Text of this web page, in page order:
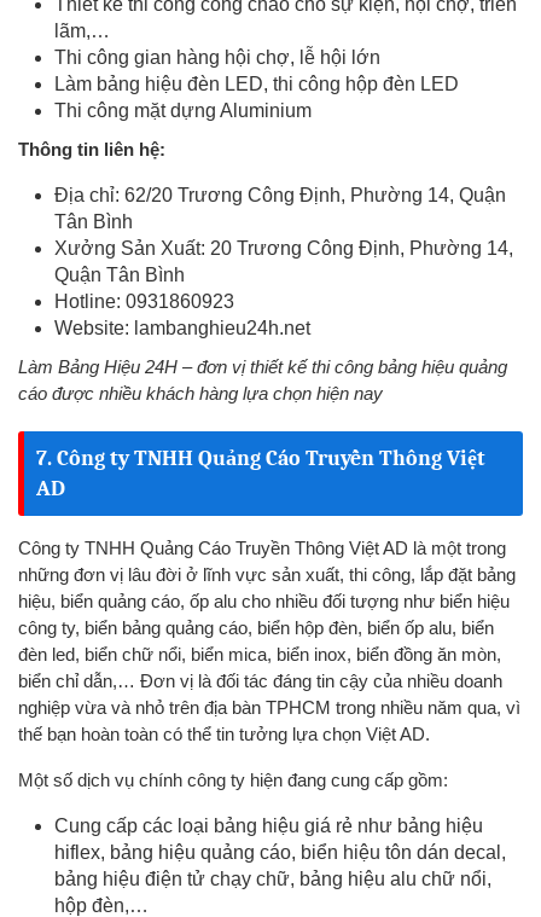
lãm,…
Thi công gian hàng hội chợ, lễ hội lớn
Làm bảng hiệu đèn LED, thi công hộp đèn LED
Thi công mặt dựng Aluminium
Thông tin liên hệ:
Địa chỉ: 62/20 Trương Công Định, Phường 14, Quận
Tân Bình
Xưởng Sản Xuất: 20 Trương Công Định, Phường 14,
Quận Tân Bình
Hotline: 0931860923
Website: lambanghieu24h.net
Làm Bảng Hiệu 24H – đơn vị thiết kế thi công bảng hiệu quảng
cáo được nhiều khách hàng lựa chọn hiện nay
7. Công ty TNHH Quảng Cáo Truyền Thông Việt
AD
Công ty TNHH Quảng Cáo Truyền Thông Việt AD là một trong
những đơn vị lâu đời ở lĩnh vực sản xuất, thi công, lắp đặt bảng
hiệu, biển quảng cáo, ốp alu cho nhiều đối tượng như biển hiệu
công ty, biển bảng quảng cáo, biển hộp đèn, biển ốp alu, biển
đèn led, biển chữ nổi, biển mica, biển inox, biển đồng ăn mòn,
biển chỉ dẫn,… Đơn vị là đối tác đáng tin cậy của nhiều doanh
nghiệp vừa và nhỏ trên địa bàn TPHCM trong nhiều năm qua, vì
thế bạn hoàn toàn có thể tin tưởng lựa chọn Việt AD.
Một số dịch vụ chính công ty hiện đang cung cấp gồm:
Cung cấp các loại bảng hiệu giá rẻ như bảng hiệu
hiflex, bảng hiệu quảng cáo, biển hiệu tôn dán decal,
bảng hiệu điện tử chạy chữ, bảng hiệu alu chữ nổi,
hộp đèn,…